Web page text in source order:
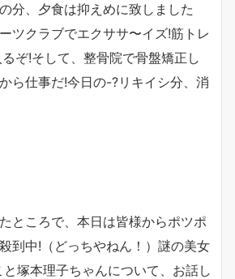
分、夕食は抑えめに致しました
ツクラブでエクササ〜イズ!筋トレ
ぞ!そして、整骨院で骨盤矯正し
ら仕事だ!今日の-?リキイシ分、消
ところで、本日は皆様からポツポ
到中!（どっちやねん！）謎の美女
と塚本理子ちゃんについて、お話し